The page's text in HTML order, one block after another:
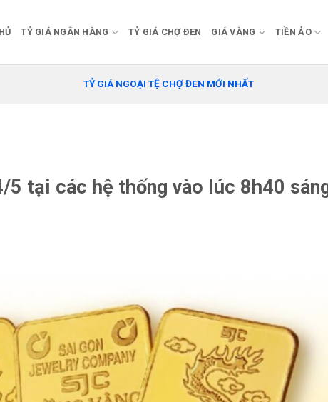
TỶ GIÁ NGÂN HÀNG TỶ GIÁ CHỢ ĐEN GIÁ VÀNG TIỀN ẢO
TỶ GIÁ NGOẠI TỆ CHỢ ĐEN MỚI NHẤT
5 tại các hệ thống vào lúc 8h40